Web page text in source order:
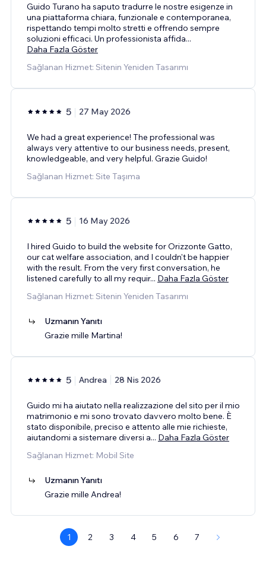
Guido Turano ha saputo tradurre le nostre esigenze in
una piattaforma chiara, funzionale e contemporanea,
rispettando tempi molto stretti e offrendo sempre
soluzioni efficaci. Un professionista affida...
Daha Fazla Göster
Sağlanan Hizmet: Sitenin Yeniden Tasarımı
5 27 May 2026
We had a great experience! The professional was
always very attentive to our business needs, present,
knowledgeable, and very helpful. Grazie Guido!
Sağlanan Hizmet: Site Taşıma
5 16 May 2026
I hired Guido to build the website for Orizzonte Gatto,
our cat welfare association, and I couldn't be happier
with the result. From the very first conversation, he
listened carefully to all my requir... Daha Fazla Göster
Sağlanan Hizmet: Sitenin Yeniden Tasarımı
Uzmanın Yanıtı
Grazie mille Martina!
5 Andrea 28 Nis 2026
Guido mi ha aiutato nella realizzazione del sito per il mio
matrimonio e mi sono trovato davvero molto bene. È
stato disponibile, preciso e attento alle mie richieste,
aiutandomi a sistemare diversi a... Daha Fazla Göster
Sağlanan Hizmet: Mobil Site
Uzmanın Yanıtı
Grazie mille Andrea!
1 2 3 4 5 6 7